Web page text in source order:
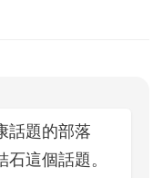
話題的部落
這個話題。